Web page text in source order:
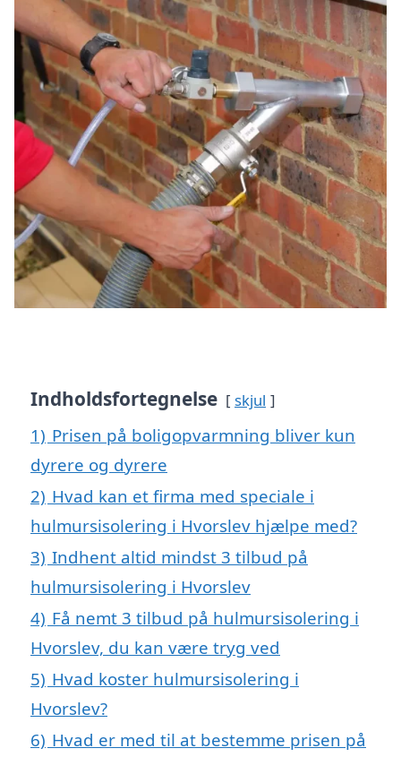
Indholdsfortegnelse skjul
1) Prisen på boligopvarmning bliver kun
dyrere og dyrere
2) Hvad kan et firma med speciale i
hulmursisolering i Hvorslev hjælpe med?
3) Indhent altid mindst 3 tilbud på
hulmursisolering i Hvorslev
4) Få nemt 3 tilbud på hulmursisolering i
Hvorslev, du kan være tryg ved
5) Hvad koster hulmursisolering i
Hvorslev?
6) Hvad er med til at bestemme prisen på